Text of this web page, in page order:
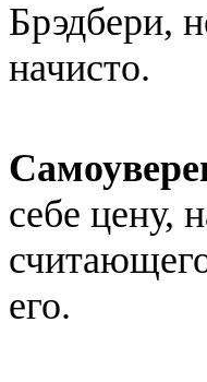
Брэдбери,
начисто.
себе цену,
его.